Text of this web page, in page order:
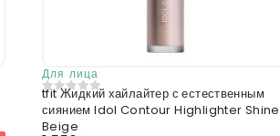
Для лица
0 из 5
tfit Жидкий хайлайтер с естественным
сиянием Idol Contour Highlighter Shine
Beige